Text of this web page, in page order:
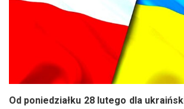
Od poniedziałku 28 lutego dla